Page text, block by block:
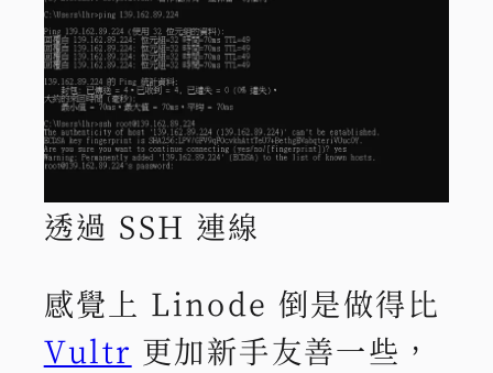
透過 SSH 連線
感覺上 Linode 倒是做得比
Vultr 更加新手友善一些，